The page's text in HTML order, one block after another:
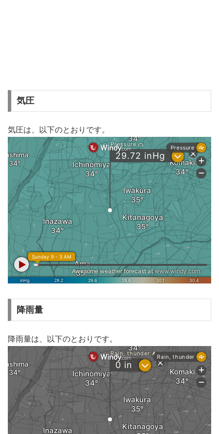
気圧
気圧は、以下のとおりです。
降雨量
降雨量は、以下のとおりです。